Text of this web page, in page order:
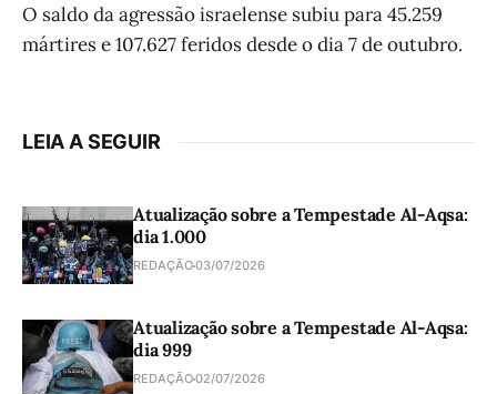
O saldo da agressão israelense subiu para 45.259
mártires e 107.627 feridos desde o dia 7 de outubro.
LEIA A SEGUIR
Atualização sobre a Tempestade Al-Aqsa:
dia 1.000
REDAÇÃO03/07/2026
Atualização sobre a Tempestade Al-Aqsa:
dia 999
REDAÇÃO02/07/2026